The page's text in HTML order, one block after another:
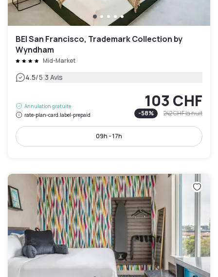
BEI San Francisco, Trademark Collection by
Wyndham
Mid-Market
4.5/5|3 Avis
Annulation gratuite
rate-plan-card.label-prepaid
103 CHF
-58% 242 CHFla nuit
09h - 17h